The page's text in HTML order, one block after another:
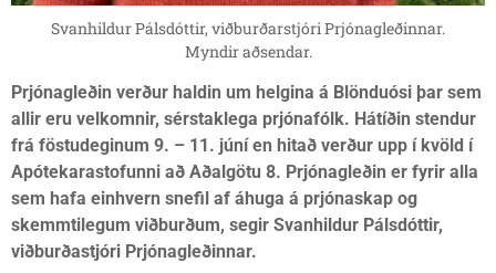
Svanhildur Pálsdóttir, viðburðarstjóri Prjónagleðinnar.
Myndir aðsendar.
Prjónagleðin verður haldin um helgina á Blönduósi þar sem
allir eru velkomnir, sérstaklega prjónafólk. Hátíðin stendur
frá föstudeginum 9. – 11. júní en hitað verður upp í kvöld í
Apótekarastofunni að Aðalgötu 8. Prjónagleðin er fyrir alla
sem hafa einhvern snefil af áhuga á prjónaskap og
skemmtilegum viðburðum, segir Svanhildur Pálsdóttir,
viðburðastjóri Prjónagleðinnar.